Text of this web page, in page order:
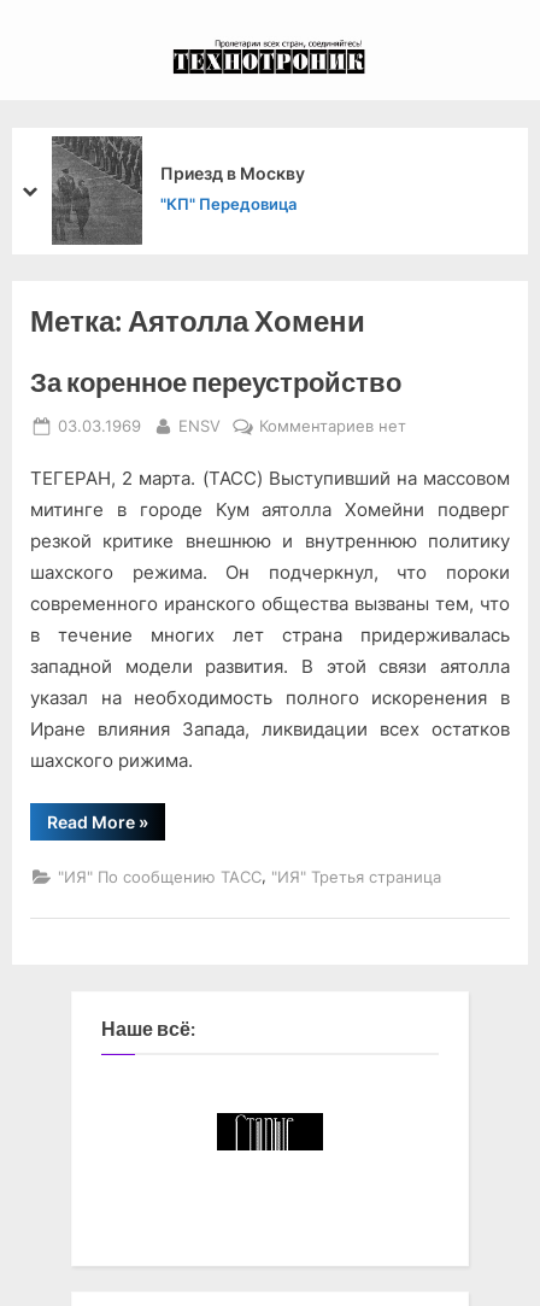
Приезд в Москву
"КП" Передовица
prev
next
Метка: Аятолла Хомени
За коренное переустройство
Posted
03.03.1969 By
ENSV Комментариевк
За
коренное
нет
ТЕГЕРАН, 2 марта. (ТАСС) Выступивший на массовом
митинге в городе Кум аятолла Хомейни подверг
резкой критике внешнюю и внутреннюю политику
шахского режима. Он подчеркнул, что пороки
современного иранского общества вызваны тем, что
в течение многих лет страна придерживалась
западной модели развития. В этой связи аятолла
указал на необходимость полного искоренения в
Иране влияния Запада, ликвидации всех остатков
шахского рижима.
Read More“За
коренное
»
"ИЯ" По сообщению ТАСС, "ИЯ" Третья страница
Наше всё: